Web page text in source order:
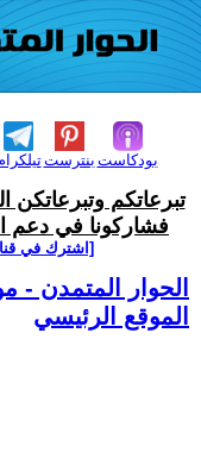
بنترست بودكاست
تبرعاتكم وتبرعاتكن
فشاركونا في دعم
[اشترك في
الحوار المتمدن -
الموقع الرئيسي